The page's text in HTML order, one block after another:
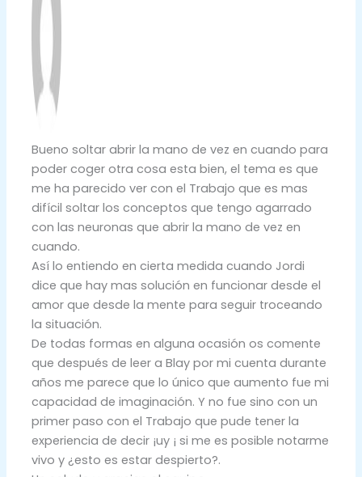
Bueno soltar abrir la mano de vez en cuando para
poder coger otra cosa esta bien, el tema es que
me ha parecido ver con el Trabajo que es mas
difícil soltar los conceptos que tengo agarrado
con las neuronas que abrir la mano de vez en
cuando.
Así lo entiendo en cierta medida cuando Jordi
dice que hay mas solución en funcionar desde el
amor que desde la mente para seguir troceando
la situación.
De todas formas en alguna ocasión os comente
que después de leer a Blay por mi cuenta durante
años me parece que lo único que aumento fue mi
capacidad de imaginación. Y no fue sino con un
primer paso con el Trabajo que pude tener la
experiencia de decir ¡uy ¡ si me es posible notarme
vivo y ¿esto es estar despierto?.